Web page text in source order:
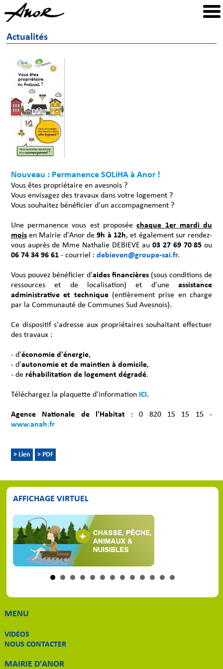
Actualités
Nouveau : Permanence SOLiHA à Anor !
Vous êtes propriétaire en avesnois ?
Vous envisagez des travaux dans votre logement ?
Vous souhaitez bénéficier d'un accompagnement ?
Une permanence vous est proposéechaque 1er mardi du
moisen Mairie d'Anor de9h à 12h, et également sur rendez-
vous auprès de Mme Nathalie DEBIEVE au03 27 69 70 85 ou
06 74 34 96 61- courriel : debieven@groupe-sai.fr.
Vous pouvez bénéficier d'aides financières (sous conditions de
ressources et de localisation) et d'uneassistance
administrative et technique(entièrement prise en charge
par la Communauté de Communes Sud Avesnois).
Ce dispositif s'adresse aux propriétaires souhaitant effectuer
des travaux :
- d'économie d'énergie,
- d'autonomie et de maintien à domicile,
- de réhabilitation de logement dégradé.
Téléchargez la plaquette d'information ICI .
Agence Nationale de l'Habitat : 0 820 15 15 15 -
www.anah.fr
> Lien > PDF
AFFICHAGE VIRTUEL
MENU
VIDEOS
NOUS CONTACTER
MAIRIE D'ANOR